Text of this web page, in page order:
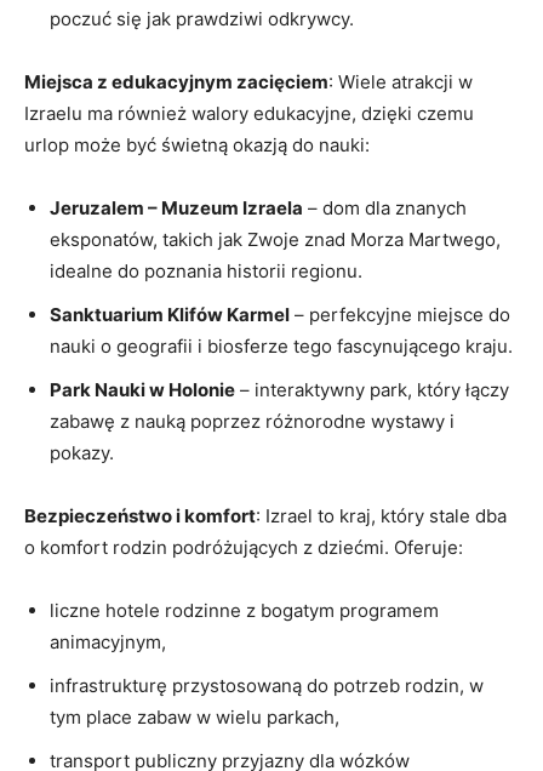
poczuć się jak prawdziwi odkrywcy.
Miejsca z edukacyjnym zacięciem: Wiele atrakcji w
Izraelu ma również walory edukacyjne, dzięki czemu
urlop może być świetną okazją do nauki:
Jeruzalem – Muzeum Izraela – dom dla znanych
eksponatów, takich jak Zwoje znad Morza Martwego,
idealne do poznania historii regionu.
Sanktuarium Klifów Karmel – perfekcyjne miejsce do
nauki o geografii i biosferze tego fascynującego kraju.
Park Nauki w Holonie – interaktywny park, który łączy
zabawę z nauką poprzez różnorodne wystawy i
pokazy.
Bezpieczeństwo i komfort: Izrael to kraj, który stale dba
o komfort rodzin podróżujących z dziećmi. Oferuje:
liczne hotele rodzinne z bogatym programem
animacyjnym,
infrastrukturę przystosowaną do potrzeb rodzin, w
tym place zabaw w wielu parkach,
transport publiczny przyjazny dla wózków